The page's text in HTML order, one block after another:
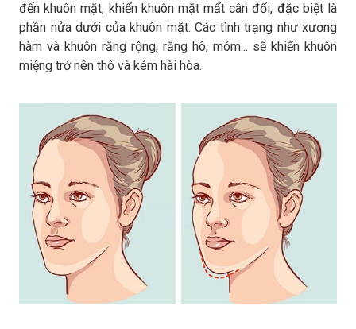
đến khuôn mặt, khiến khuôn mặt mất cân đối, đặc biệt là
phần nửa dưới của khuôn mặt. Các tình trạng như xương
hàm và khuôn răng rộng, răng hô, móm... sẽ khiến khuôn
miệng trở nên thô và kém hài hòa.